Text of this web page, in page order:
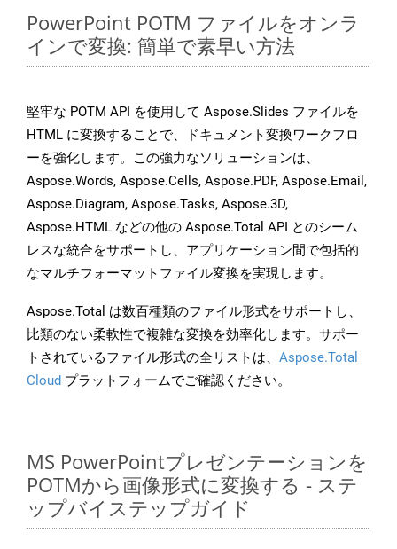
PowerPoint POTM ファイルをオンラ
インで変換: 簡単で素早い方法
堅牢な POTM API を使用して Aspose.Slides ファイルを
HTML に変換することで、ドキュメント変換ワークフロ
ーを強化します。この強力なソリューションは、
Aspose.Words, Aspose.Cells, Aspose.PDF, Aspose.Email,
Aspose.Diagram, Aspose.Tasks, Aspose.3D,
Aspose.HTML などの他の Aspose.Total API とのシーム
レスな統合をサポートし、アプリケーション間で包括的
なマルチフォーマットファイル変換を実現します。
Aspose.Total は数百種類のファイル形式をサポートし、
比類のない柔軟性で複雑な変換を効率化します。サポー
トされているファイル形式の全リストは、 Aspose.Total
Cloud プラットフォームでご確認ください。
MS PowerPointプレゼンテーションを
POTMから画像形式に変換する - ステ
ップバイステップガイド